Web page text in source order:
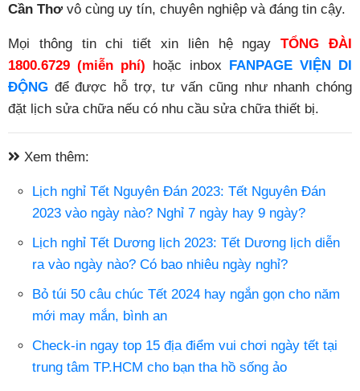
Cần Thơ vô cùng uy tín, chuyên nghiệp và đáng tin cậy.
Mọi thông tin chi tiết xin liên hệ ngayTỔNG ĐÀI
1800.6729 (miễn phí) hoặc inbox FANPAGE VIỆN DI
ĐỘNG để được hỗ trợ, tư vấn cũng như nhanh chóng
đặt lịch sửa chữa nếu có nhu cầu sửa chữa thiết bị.
Xem thêm:
Lịch nghỉ Tết Nguyên Đán 2023: Tết Nguyên Đán
2023 vào ngày nào? Nghỉ 7 ngày hay 9 ngày?
Lịch nghỉ Tết Dương lịch 2023: Tết Dương lịch diễn
ra vào ngày nào? Có bao nhiêu ngày nghỉ?
Bỏ túi 50 câu chúc Tết 2024 hay ngắn gọn cho năm
mới may mắn, bình an
Check-in ngay top 15 địa điểm vui chơi ngày tết tại
trung tâm TP.HCM cho bạn tha hồ sống ảo